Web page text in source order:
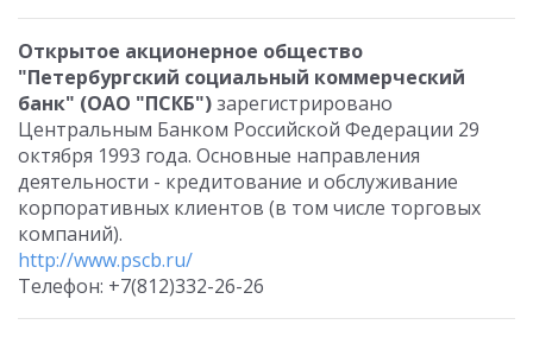
Открытое акционерное общество
"Петербургский социальный коммерческий
банк" (ОАО "ПСКБ")зарегистрировано
Центральным Банком Российской Федерации 29
октября 1993 года. Основные направления
деятельности - кредитование и обслуживание
корпоративных клиентов (в том числе торговых
компаний).
http://www.pscb.ru/
Телефон: +7(812)332-26-26